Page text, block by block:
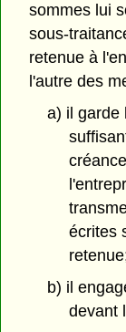
sommes lui
sous-
retenue à
l'autre des
a) il garde
écrites
b) il
devant